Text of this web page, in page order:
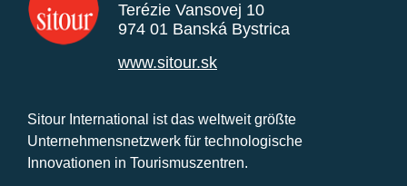
Terézie Vansovej 10
974 01 Banská Bystrica
www.sitour.sk
Sitour International ist das weltweit größte
Unternehmensnetzwerk für technologische
Innovationen in Tourismuszentren.